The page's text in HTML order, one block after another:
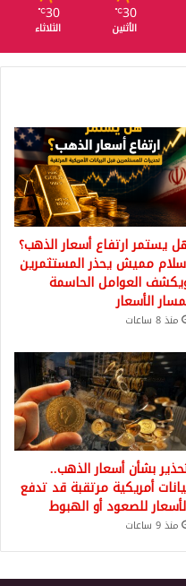
30
℃
الأثنين
30
℃
الثلاثاء
يستمر ارتفاع أسعار الذهب؟
مميش يحذر المستثمرين
العوامل الحاسمة
الأسعار
منذ 8 ساعات
بشأن أسعار الذهب..
أمريكية مرتقبة قد تدفع
للصعود أو الهبوط
منذ 9 ساعات